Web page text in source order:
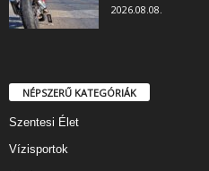
2026.08.08.
NÉPSZERŰ KATEGÓRIÁK
Szentesi Élet
Vízisportok